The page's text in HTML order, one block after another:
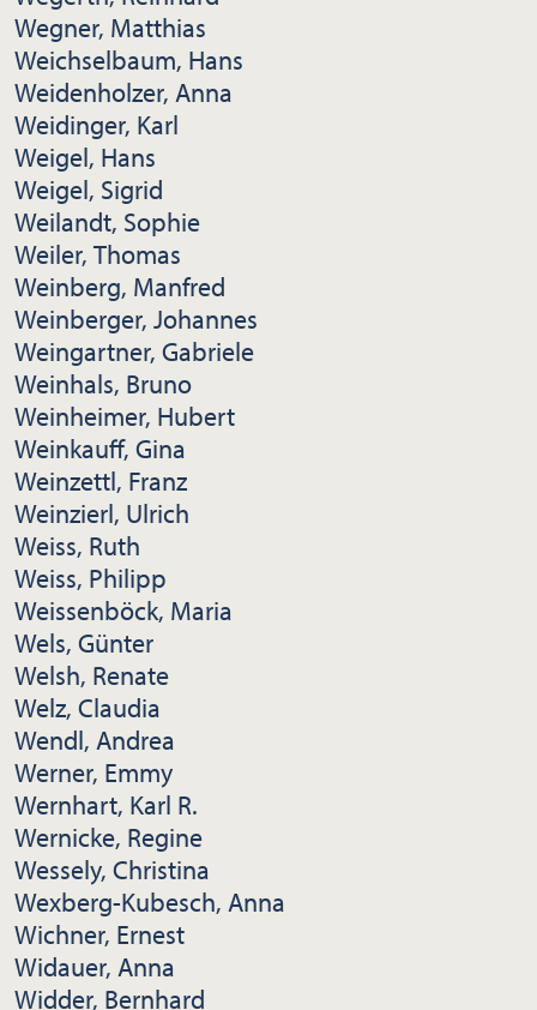
Wegner, Matthias
Weichselbaum, Hans
Weidenholzer, Anna
Weidinger, Karl
Weigel, Hans
Weigel, Sigrid
Weilandt, Sophie
Weiler, Thomas
Weinberg, Manfred
Weinberger, Johannes
Weingartner, Gabriele
Weinhals, Bruno
Weinheimer, Hubert
Weinkauff, Gina
Weinzettl, Franz
Weinzierl, Ulrich
Weiss, Ruth
Weiss, Philipp
Weissenböck, Maria
Wels, Günter
Welsh, Renate
Welz, Claudia
Wendl, Andrea
Werner, Emmy
Wernhart, Karl R.
Wernicke, Regine
Wessely, Christina
Wexberg-Kubesch, Anna
Wichner, Ernest
Widauer, Anna
Widder, Bernhard